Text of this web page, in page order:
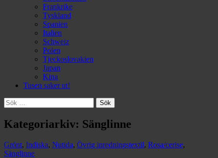
Frankrike
Tyskland
Spanien
Italien
Schweiz
Polen
Tjeckoslovakien
Japan
Kina
Tusen saker ut!
Sök
efter:
Kategoriarkiv: Sänglinne
Grönt, Indiska, Nutida, Övrig inredningstextil, Rosa/cerise,
Sänglinne